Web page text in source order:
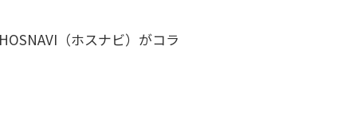
（ホスナビ）がコラ